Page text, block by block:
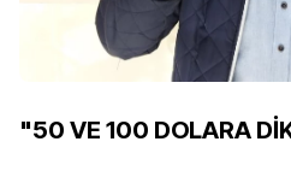
"50 VE 100 DOLARA